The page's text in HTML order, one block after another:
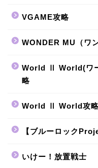
VGAME攻略
WONDER MU（ワ
World Ⅱ World(ワ
略
World Ⅱ World攻略
【ブルーロック
いけー！放置戦士